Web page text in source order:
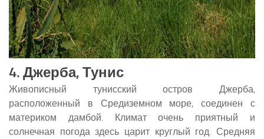
4. Джерба, Тунис
Живописный тунисский остров Джерба,
расположенный в Средиземном море, соединен с
материком дамбой. Климат очень приятный и
солнечная погода здесь царит круглый год. Средняя